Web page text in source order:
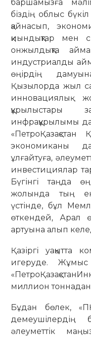
баршамызға
біздің облыс
қайнасып,
қиындықтар мен
онжылдықта
индустриалды
өңірдің
Қызылорда жыл
инновациялық
құрылыстары
инфрақұрылымы
экономиканы
ұлғайтуға,
инвестициялар
Бүгінгі таңда
жолында тың
үстінде, бұл
өткендей, Арал
артуына алып
Қазіргі
игеруде. Жұмыс
миллион тоннадан
Бұдан бөлек,
демеушілердің
әлеуметтік